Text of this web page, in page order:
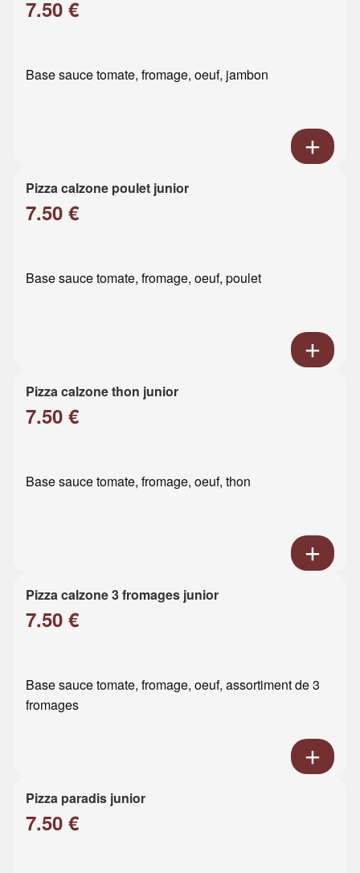
7.50 €
Base sauce tomate, fromage, oeuf, jambon
Pizza calzone poulet junior
7.50 €
Base sauce tomate, fromage, oeuf, poulet
Pizza calzone thon junior
7.50 €
Base sauce tomate, fromage, oeuf, thon
Pizza calzone 3 fromages junior
7.50 €
Base sauce tomate, fromage, oeuf, assortiment de 3
fromages
Pizza paradis junior
7.50 €